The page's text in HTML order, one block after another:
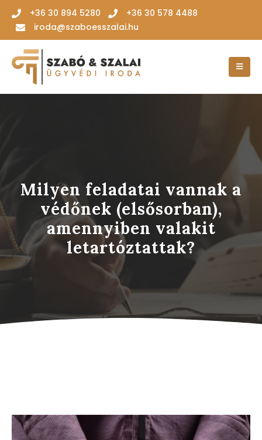
‭+36 30 894 5280‬
+36 30 578 4488
iroda@szaboesszalai.hu
Milyen feladatai vannak a
védőnek (elsősorban),
amennyiben valakit
letartóztattak?